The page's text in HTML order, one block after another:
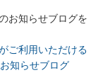
お知らせブログを
ご利用いただける
知らせブログ